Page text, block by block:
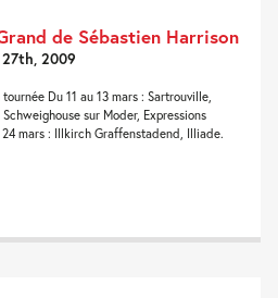
de Sébastien Harrison
2009
Du 11 au 13 mars : Sartrouville,
sur Moder, Expressions
24 mars : Illkirch Graffenstadend, Illiade.